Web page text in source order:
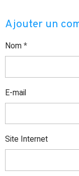
Ajouter un
Nom
E-mail
Site Internet